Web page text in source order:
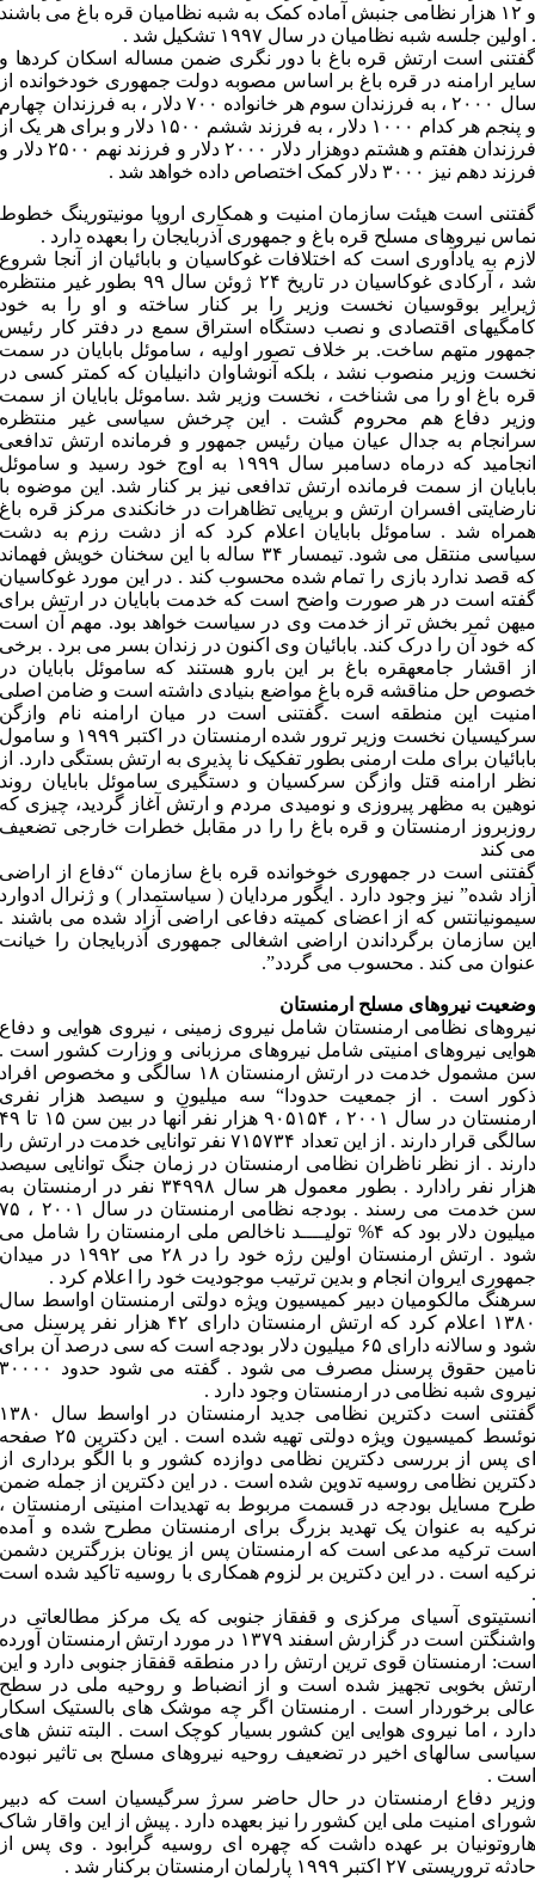
و ۱۲ هزار نظامی جنبش آماده کمک به شبه نظامیان قره باغ می باشند
. اولین جلسه شبه نظامیان در سال ۱۹۹۷ تشکیل شد .
گفتنی است ارتش قره باغ با دور نگری ضمن مساله اسکان کردها و
سایر ارامنه در قره باغ بر اساس مصوبه دولت جمهوری خودخوانده از
سال ۲۰۰۰ ، به فرزندان سوم هر خانواده ۷۰۰ دلار ، به فرزندان چهارم
و پنجم هر کدام ۱۰۰۰ دلار ، به فرزند ششم ۱۵۰۰ دلار و برای هر یک از
فرزندان هفتم و هشتم دوهزار دلار ۲۰۰۰ دلار و فرزند نهم ۲۵۰۰ دلار و
فرزند دهم نیز ۳۰۰۰ دلار کمک اختصاص داده خواهد شد .
گفتنی است هیئت سازمان امنیت و همکاری اروپا مونیتورینگ خطوط
تماس نیروهای مسلح قره باغ و جمهوری آذربایجان را بعهده دارد .
لازم به یادآوری است که اختلافات غوکاسیان و بابائیان از آنجا شروع
شد ، آرکادی غوکاسیان در تاریخ ۲۴ ژوئن سال ۹۹ بطور غیر منتظره
ژیرایر بوقوسیان نخست وزیر را بر کنار ساخته و او را به خود
کامگیهای اقتصادی و نصب دستگاه استراق سمع در دفتر کار رئیس
جمهور متهم ساخت. بر خلاف تصور اولیه ، ساموئل بابایان در سمت
نخست وزیر منصوب نشد ، بلکه آنوشاوان دانیلیان که کمتر کسی در
قره باغ او را می شناخت ، نخست وزیر شد .ساموئل بابایان از سمت
وزیر دفاع هم محروم گشت . این چرخش سیاسی غیر منتظره
سرانجام به جدال عیان میان رئیس جمهور و فرمانده ارتش تدافعی
انجامید که درماه دسامبر سال ۱۹۹۹ به اوج خود رسید و ساموئل
بابایان از سمت فرمانده ارتش تدافعی نیز بر کنار شد. این موضوه با
نارضایتی افسران ارتش و برپایی تظاهرات در خانکندی مرکز قره باغ
همراه شد . ساموئل بابایان اعلام کرد که از دشت رزم به دشت
سیاسی منتقل می شود. تیمسار ۳۴ ساله با این سخنان خویش فهماند
که قصد ندارد بازی را تمام شده محسوب کند . در این مورد غوکاسیان
گفته است در هر صورت واضح است که خدمت بابایان در ارتش برای
میهن ثمر بخش تر از خدمت وی در سیاست خواهد بود. مهم آن است
که خود آن را درک کند. بابائیان وی اکنون در زندان بسر می برد . برخی
از اقشار جامعهقره باغ بر این بارو هستند که ساموئل بابایان در
خصوص حل مناقشه قره باغ مواضع بنیادی داشته است و ضامن اصلی
امنیت این منطقه است .گفتنی است در میان ارامنه نام وازگن
سرکیسیان نخست وزیر ترور شده ارمنستان در اکتبر ۱۹۹۹ و سامول
بابائیان برای ملت ارمنی بطور تفکیک نا پذیری به ارتش بستگی دارد. از
نظر ارامنه قتل وازگن سرکسیان و دستگیری ساموئل بابایان روند
توهین به مظهر پیروزی و نومیدی مردم و ارتش آغاز گردید، چیزی که
روزبروز ارمنستان و قره باغ را را در مقابل خطرات خارجی تضعیف
می کند
گفتنی است در جمهوری خوخوانده قره باغ سازمان “دفاع از اراضی
آزاد شده” نیز وجود دارد . ایگور مردایان ( سیاستمدار ) و ژنرال ادوارد
سیمونیانتس که از اعضای کمیته دفاعی اراضی آزاد شده می باشند .
این سازمان برگرداندن اراضی اشغالی جمهوری آذربایجان را خیانت
عنوان می کند . محسوب می گردد”.
وضعیت نیروهای مسلح ارمنستان
نیروهای نظامی ارمنستان شامل نیروی زمینی ، نیروی هوایی و دفاع
هوایی نیروهای امنیتی شامل نیروهای مرزبانی و وزارت کشور است .
سن مشمول خدمت در ارتش ارمنستان ۱۸ سالگی و مخصوص افراد
ذکور است . از جمعیت حدودا“ سه میلیون و سیصد هزار نفری
ارمنستان در سال ۲۰۰۱ ، ۹۰۵۱۵۴ هزار نفر آنها در بین سن ۱۵ تا ۴۹
سالگی قرار دارند . از این تعداد ۷۱۵۷۳۴ نفر توانایی خدمت در ارتش را
دارند . از نظر ناظران نظامی ارمنستان در زمان جنگ توانایی سیصد
هزار نفر رادارد . بطور معمول هر سال ۳۴۹۹۸ نفر در ارمنستان به
سن خدمت می رسند . بودجه نظامی ارمنستان در سال ۲۰۰۱ ، ۷۵
میلیون دلار بود که ۴% تولیــــد ناخالص ملی ارمنستان را شامل می
شود . ارتش ارمنستان اولین رژه خود را در ۲۸ می ۱۹۹۲ در میدان
جمهوری ایروان انجام و بدین ترتیب موجودیت خود را اعلام کرد .
سرهنگ مالکومیان دبیر کمیسیون ویژه دولتی ارمنستان اواسط سال
۱۳۸۰ اعلام کرد که ارتش ارمنستان دارای ۴۲ هزار نفر پرسنل می
شود و سالانه دارای ۶۵ میلیون دلار بودجه است که سی درصد آن برای
تامین حقوق پرسنل مصرف می شود . گفته می شود حدود ۳۰۰۰۰
نیروی شبه نظامی در ارمنستان وجود دارد .
گفتنی است دکترین نظامی جدید ارمنستان در اواسط سال ۱۳۸۰
توئسط کمیسیون ویژه دولتی تهیه شده است . این دکترین ۲۵ صفحه
ای پس از بررسی دکترین نظامی دوازده کشور و با الگو برداری از
دکترین نظامی روسیه تدوین شده است . در این دکترین از جمله ضمن
طرح مسایل بودجه در قسمت مربوط به تهدیدات امنیتی ارمنستان ،
ترکیه به عنوان یک تهدید بزرگ برای ارمنستان مطرح شده و آمده
است ترکیه مدعی است که ارمنستان پس از یونان بزرگترین دشمن
ترکیه است . در این دکترین بر لزوم همکاری با روسیه تاکید شده است
.
انستیتوی آسیای مرکزی و قفقاز جنوبی که یک مرکز مطالعاتی در
واشنگتن است در گزارش اسفند ۱۳۷۹ در مورد ارتش ارمنستان آورده
است: ارمنستان قوی ترین ارتش را در منطقه قفقاز جنوبی دارد و این
ارتش بخوبی تجهیز شده است و از انضباط و روحیه ملی در سطح
عالی برخوردار است . ارمنستان اگر چه موشک های بالستیک اسکار
دارد ، اما نیروی هوایی این کشور بسیار کوچک است . البته تنش های
سیاسی سالهای اخیر در تضعیف روحیه نیروهای مسلح بی تاثیر نبوده
است .
وزیر دفاع ارمنستان در حال حاضر سرژ سرگیسیان است که دبیر
شورای امنیت ملی این کشور را نیز بعهده دارد . پیش از این واقار شاک
هاروتونیان بر عهده داشت که چهره ای روسیه گرابود . وی پس از
حادثه تروریستی ۲۷ اکتبر ۱۹۹۹ پارلمان ارمنستان برکنار شد .